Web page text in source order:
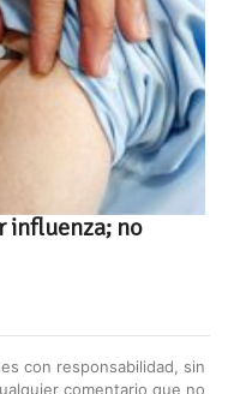
influenza; no
con responsabilidad, sin
comentario que no